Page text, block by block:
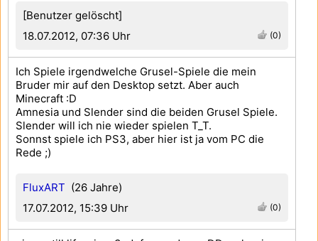
[Benutzer gelöscht]
18.07.2012, 07:36 Uhr
(0)
FluxART (26 Jahre)
17.07.2012, 15:39 Uhr
(0)
Ich Spiele irgendwelche Grusel-Spiele die mein
Bruder mir auf den Desktop setzt. Aber auch
Minecraft :D
Amnesia und Slender sind die beiden Grusel Spiele.
Slender will ich nie wieder spielen T_T.
Sonnst spiele ich PS3, aber hier ist ja vom PC die
Rede ;)